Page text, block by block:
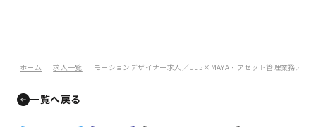
ホーム 求人一覧 モーションデザイナー求人／UE5×MAYA・アセット管理業務／千
一覧へ戻る